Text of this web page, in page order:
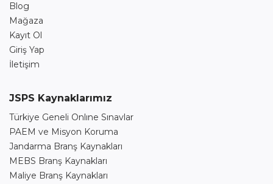
Blog
Mağaza
Kayıt Ol
Giriş Yap
İletişim
JSPS Kaynaklarımız
Türkiye Geneli Onlıne Sınavlar
PAEM ve Misyon Koruma
Jandarma Branş Kaynakları
MEBS Branş Kaynakları
Maliye Branş Kaynakları